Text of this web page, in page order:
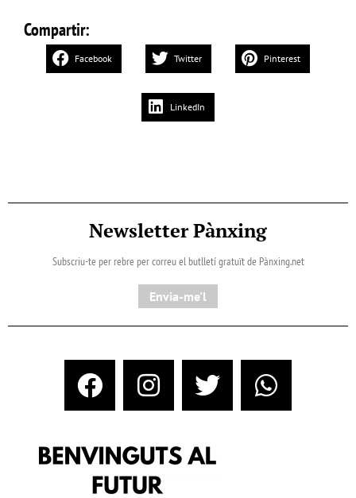
Compartir:
Facebook Twitter Pinterest
LinkedIn
Newsletter Pànxing
Subscriu-te per rebre per correu el butlletí gratuït de Pànxing.net​
Envia-me'l